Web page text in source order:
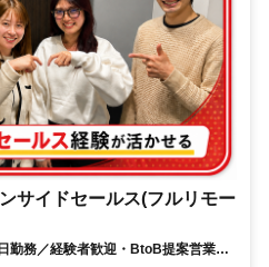
サイドセールス(フルリモー
勤務／経験者歓迎・BtoB提案営業で